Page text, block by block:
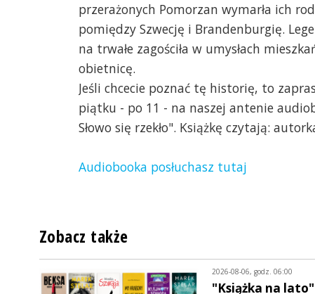
przerażonych Pomorzan wymarła ich
pomiędzy Szwecję i Brandenburgię.
na trwałe zagościła w umysłach
obietnicę.
Jeśli chcecie poznać tę historię, to
piątku - po 11 - na naszej antenie
Słowo się rzekło". Książkę czytają:
Audiobooka posłuchasz tutaj
Zobacz także
2026-08-06, godz. 06:00
"Książka na